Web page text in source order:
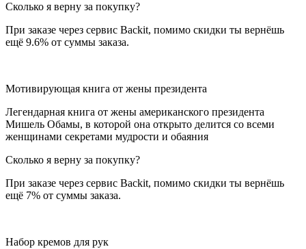
Сколько я верну за покупку?
При заказе через сервис Backit, помимо скидки ты вернёшь
ещё 9.6% от суммы заказа.
Мотивирующая книга от жены президента
Легендарная книга от жены американского президента
Мишель Обамы, в которой она открыто делится со всеми
женщинами секретами мудрости и обаяния
Сколько я верну за покупку?
При заказе через сервис Backit, помимо скидки ты вернёшь
ещё 7% от суммы заказа.
Набор кремов для рук